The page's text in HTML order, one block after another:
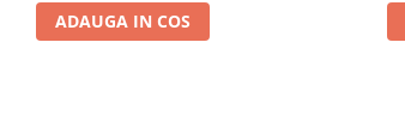
ADAUGA IN COS